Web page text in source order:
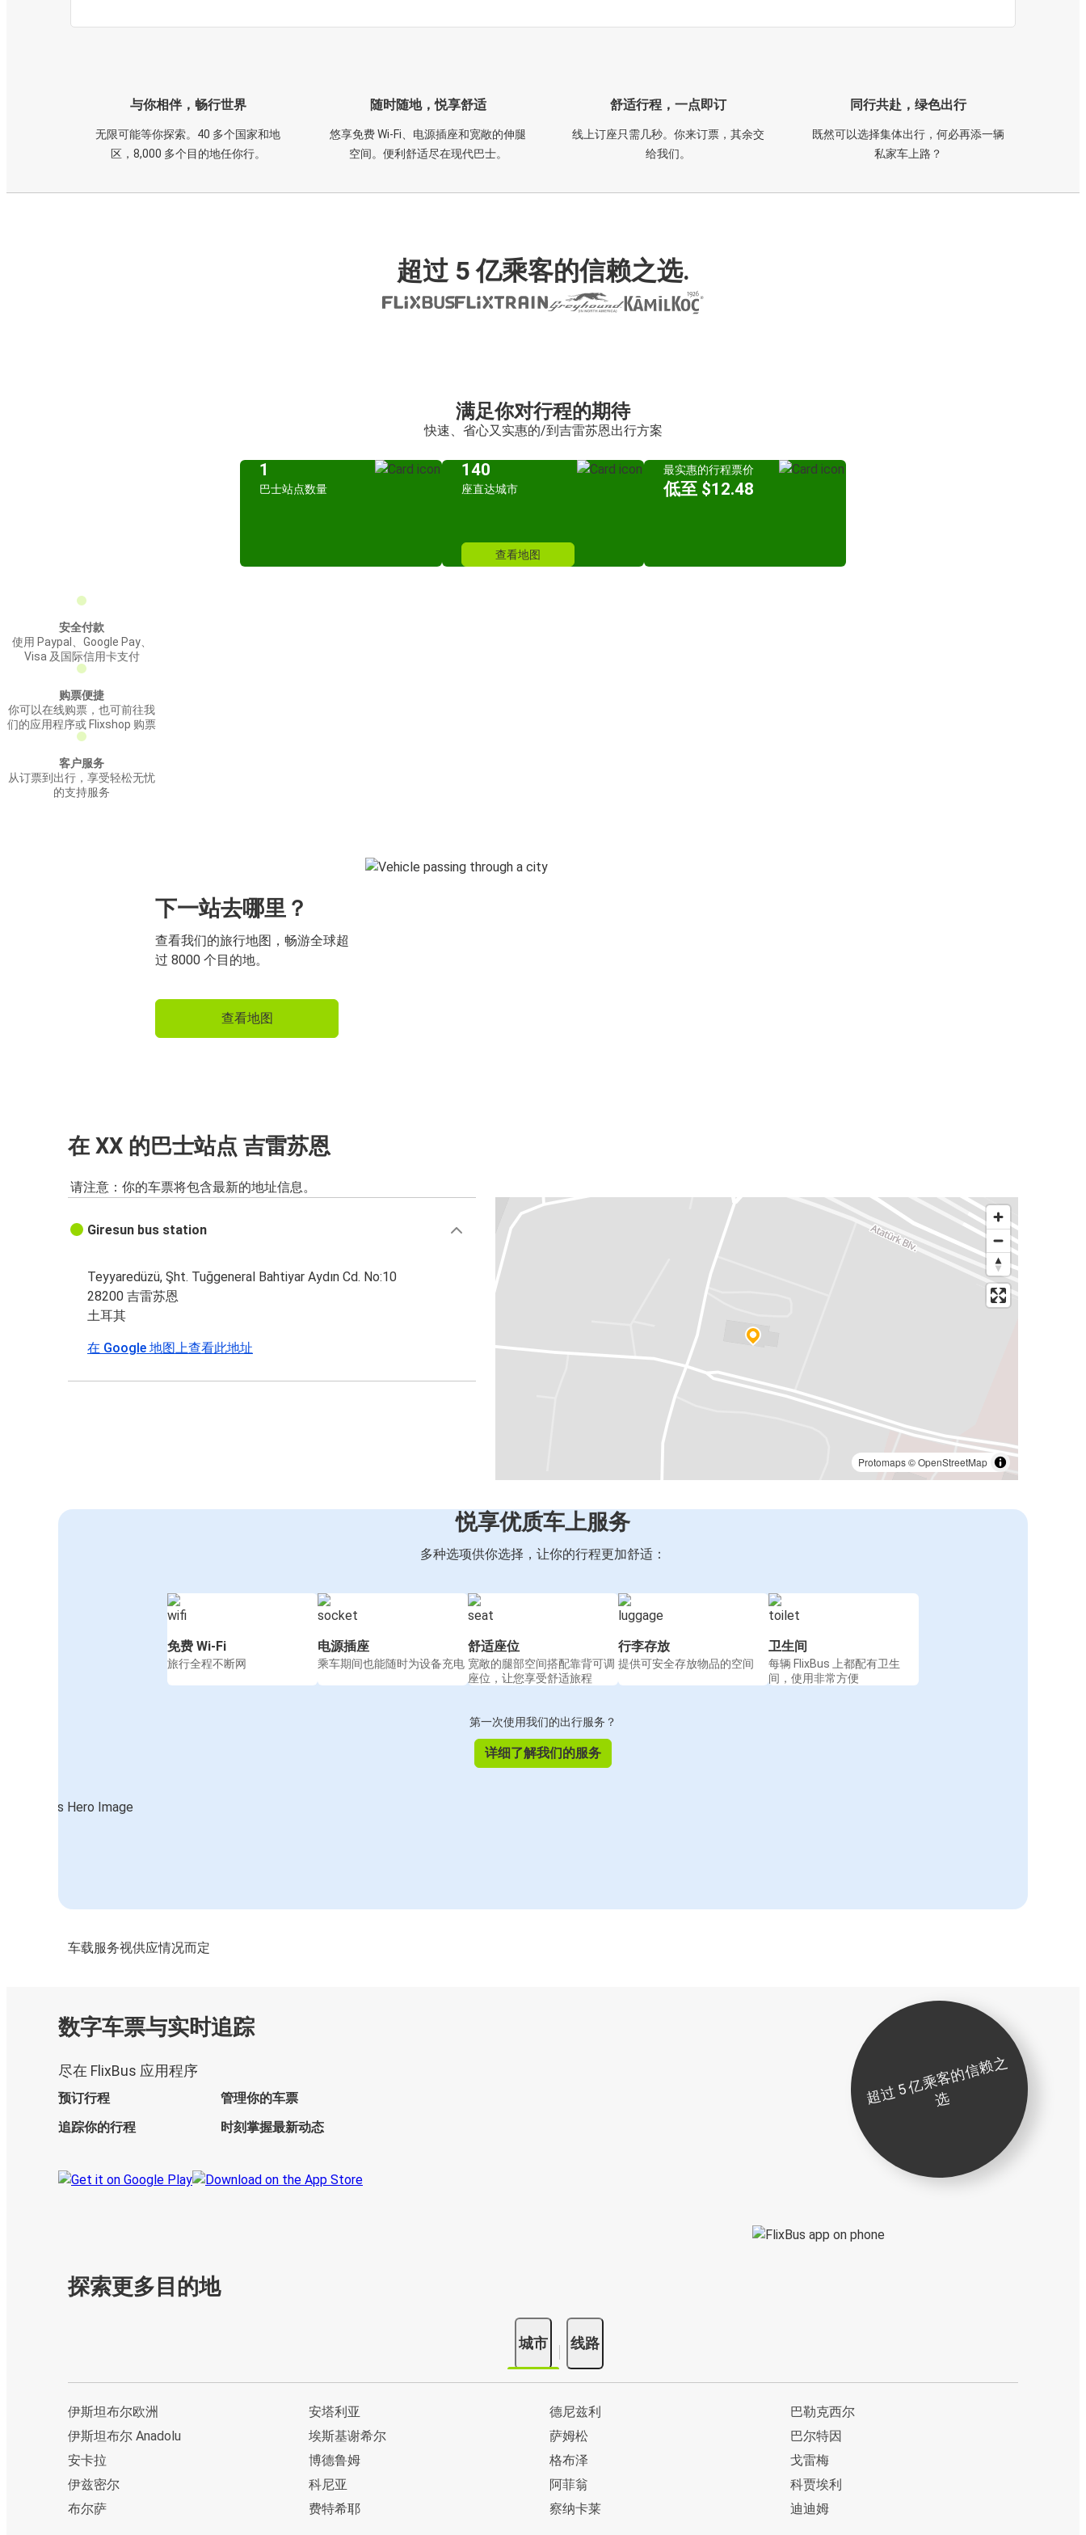
与你相伴，畅行世界
无限可能等你探索。40 多个国家和地
区，8,000 多个目的地任你行。
随时随地，悦享舒适
悠享免费 Wi-Fi、电源插座和宽敞的伸腿
空间。便利舒适尽在现代巴士。
舒适行程，一点即订
线上订座只需几秒。你来订票，其余交
给我们。
同行共赴，绿色出行
既然可以选择集体出行，何必再添一辆
私家车上路？
超过 5 亿乘客的信赖之选.
满足你对行程的期待
快速、省心又实惠的/到吉雷苏恩出行方案
1
巴士站点数量
140
座直达城市
查看地图
最实惠的行程票价
低至 $12.48
安全付款
使用 Paypal、Google Pay、
Visa 及国际信用卡支付
购票便捷
你可以在线购票，也可前往我
们的应用程序或 Flixshop 购票
客户服务
从订票到出行，享受轻松无忧
的支持服务
下一站去哪里？
查看我们的旅行地图，畅游全球超
过 8000 个目的地。
查看地图
在 XX 的巴士站点 吉雷苏恩
请注意：你的车票将包含最新的地址信息。
Protomaps©OpenStreetMap
Giresun bus station
Teyyaredüzü, Şht. Tuğgeneral Bahtiyar Aydın Cd. No:10
28200 吉雷苏恩
土耳其
在 Google 地图上查看此地址
悦享优质车上服务
多种选项供你选择，让你的行程更加舒适：
免费 Wi-Fi
旅行全程不断网
电源插座
乘车期间也能随时为设备充电
舒适座位
宽敞的腿部空间搭配靠背可调
座位，让您享受舒适旅程
行李存放
提供可安全存放物品的空间
卫生间
每辆 FlixBus 上都配有卫生
间，使用非常方便
第一次使用我们的出行服务？
详细了解我们的服务
车载服务视供应情况而定
数字车票与实时追踪
尽在 FlixBus 应用程序
预订行程
管理你的车票
追踪你的行程
时刻掌握最新动态
超
过
5
亿
乘
客
的
信
赖
之
选
探索更多目的地
城市 线路
伊斯坦布尔欧洲
伊斯坦布尔 Anadolu
安卡拉
伊兹密尔
布尔萨
安塔利亚
埃斯基谢希尔
博德鲁姆
科尼亚
费特希耶
德尼兹利
萨姆松
格布泽
阿菲翁
察纳卡莱
巴勒克西尔
巴尔特因
戈雷梅
科贾埃利
迪迪姆